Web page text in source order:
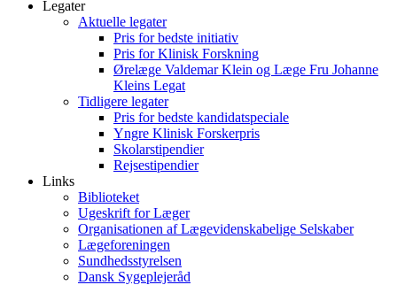
Legater
Aktuelle legater
Pris for bedste initiativ
Pris for Klinisk Forskning
Ørelæge Valdemar Klein og Læge Fru Johanne
Kleins Legat
Tidligere legater
Pris for bedste kandidatspeciale
Yngre Klinisk Forskerpris
Skolarstipendier
Rejsestipendier
Links
Biblioteket
Ugeskrift for Læger
Organisationen af Lægevidenskabelige Selskaber
Lægeforeningen
Sundhedsstyrelsen
Dansk Sygeplejeråd